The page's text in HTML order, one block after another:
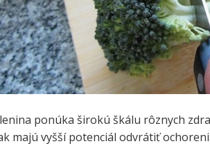
ponúka širokú škálu rôznych
majú vyšší potenciál odvrátiť